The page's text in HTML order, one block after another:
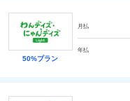
50%プラン
月払
年払